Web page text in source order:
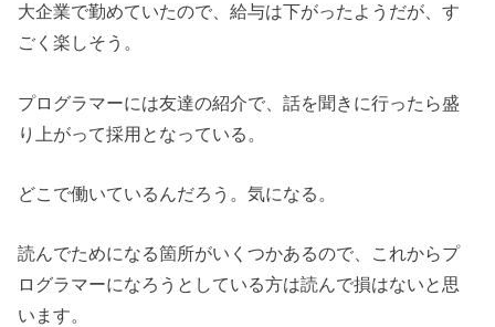
大企業で勤めていたので、給与は下がったようだが、す
ごく楽しそう。
プログラマーには友達の紹介で、話を聞きに行ったら盛
り上がって採用となっている。
どこで働いているんだろう。気になる。
読んでためになる箇所がいくつかあるので、これからプ
ログラマーになろうとしている方は読んで損はないと思
います。